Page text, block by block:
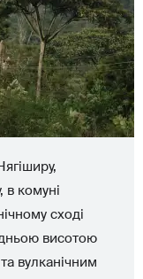
в комуні
сході
висотою
вулканічним